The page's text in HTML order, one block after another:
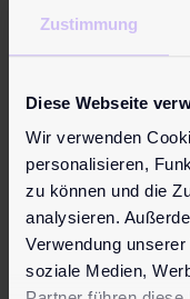
Zustimmung
Diese Webseite
Wir verwenden
personalisieren,
zu können und die
analysieren.
Verwendung
soziale Medien,
toll findet. Es
Nicht JEDER
Pansexuell
bekanntlich in
auch immer
wunderbar
unterstützt
innerhalb